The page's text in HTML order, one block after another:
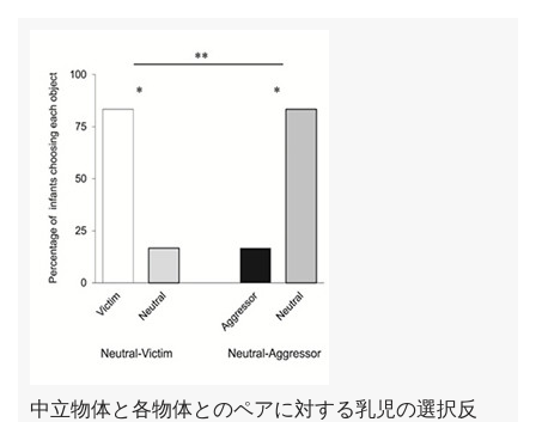
中立物体と各物体とのペアに対する乳児の選択反